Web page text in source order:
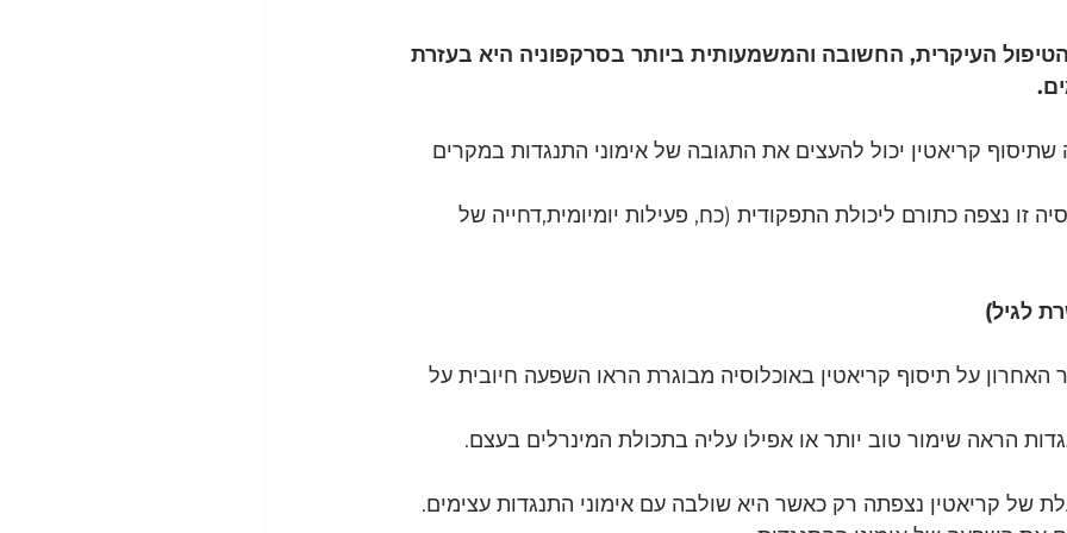
העיקרית, החשובה והמשמעותית ביותר בסרקפוניה היא בעזרת
קריאטין יכול להעצים את התגובה של אימוני התנגדות במקרים
זו נצפה כתורם ליכולת התפקודית (כח, פעילות יומיומית,דחייה של
לגיל)
על תיסוף קריאטין באוכלוסיה מבוגרת הראו השפעה חיובית על
הראה שימור טוב יותר או אפילו עליה בתכולת המינרלים בעצם.
של קריאטין נצפתה רק כאשר היא שולבה עם אימוני התנגדות עצימים.